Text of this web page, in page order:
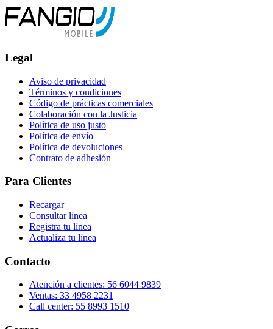
Legal
Aviso de privacidad
Términos y condiciones
Código de prácticas comerciales
Colaboración con la Justicia
Política de uso justo
Política de envío
Política de devoluciones
Contrato de adhesión
Para Clientes
Recargar
Consultar línea
Registra tu línea
Actualiza tu línea
Contacto
Atención a clientes: 56 6044 9839
Ventas: 33 4958 2231
Call center: 55 8993 1510